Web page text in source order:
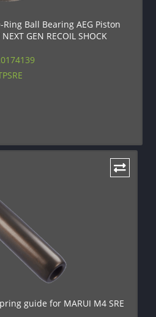
Ring Ball Bearing AEG Piston
GEN RECOIL SHOCK
guide for MARUI M4 SRE